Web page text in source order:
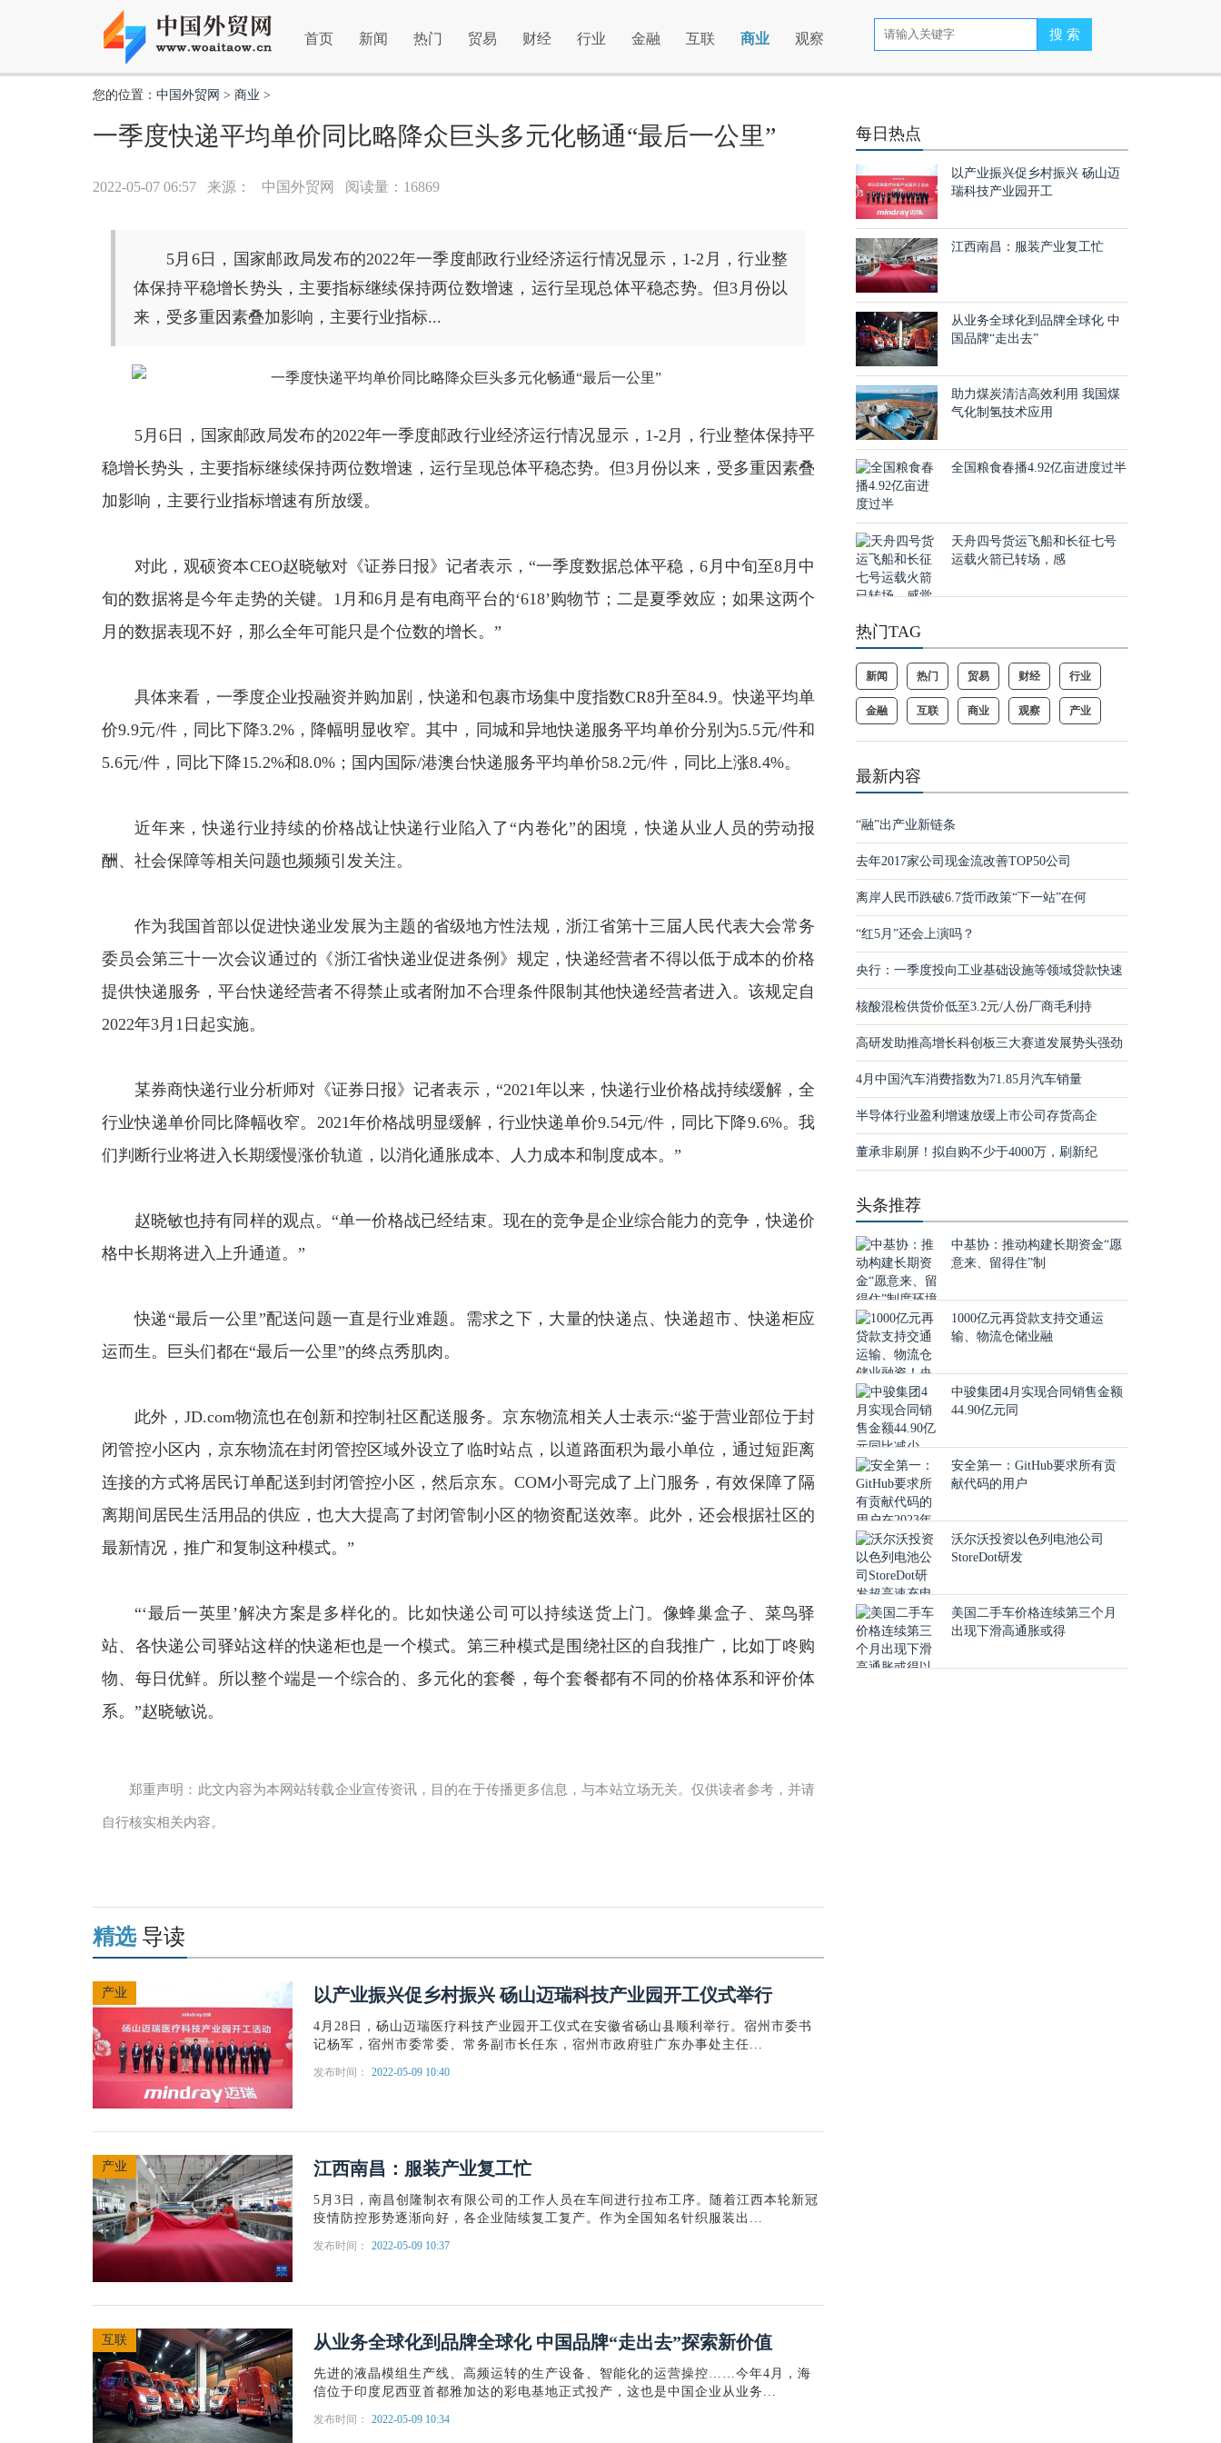
首页 新闻 热门 贸易 财经 行业 金融 互联 商业 观察
您的位置： 中国外贸网 > 商业 >
一季度快递平均单价同比略降众巨头多元化畅通“最后一公里”
2022-05-07 06:57 来源： 中国外贸网 阅读量：16869
5月6日，国家邮政局发布的2022年一季度邮政行业经济运行情况显示，1-2月，行业整
体保持平稳增长势头，主要指标继续保持两位数增速，运行呈现总体平稳态势。但3月份以
来，受多重因素叠加影响，主要行业指标...
5月6日，国家邮政局发布的2022年一季度邮政行业经济运行情况显示，1-2月，行业整体保持平
稳增长势头，主要指标继续保持两位数增速，运行呈现总体平稳态势。但3月份以来，受多重因素叠
加影响，主要行业指标增速有所放缓。
对此，观硕资本CEO赵晓敏对《证券日报》记者表示，“一季度数据总体平稳，6月中旬至8月中
旬的数据将是今年走势的关键。1月和6月是有电商平台的‘618’购物节；二是夏季效应；如果这两个
月的数据表现不好，那么全年可能只是个位数的增长。”
具体来看，一季度企业投融资并购加剧，快递和包裹市场集中度指数CR8升至84.9。快递平均单
价9.9元/件，同比下降3.2%，降幅明显收窄。其中，同城和异地快递服务平均单价分别为5.5元/件和
5.6元/件，同比下降15.2%和8.0%；国内国际/港澳台快递服务平均单价58.2元/件，同比上涨8.4%。
近年来，快递行业持续的价格战让快递行业陷入了“内卷化”的困境，快递从业人员的劳动报
酬、社会保障等相关问题也频频引发关注。
作为我国首部以促进快递业发展为主题的省级地方性法规，浙江省第十三届人民代表大会常务
委员会第三十一次会议通过的《浙江省快递业促进条例》规定，快递经营者不得以低于成本的价格
提供快递服务，平台快递经营者不得禁止或者附加不合理条件限制其他快递经营者进入。该规定自
2022年3月1日起实施。
某券商快递行业分析师对《证券日报》记者表示，“2021年以来，快递行业价格战持续缓解，全
行业快递单价同比降幅收窄。2021年价格战明显缓解，行业快递单价9.54元/件，同比下降9.6%。我
们判断行业将进入长期缓慢涨价轨道，以消化通胀成本、人力成本和制度成本。”
赵晓敏也持有同样的观点。“单一价格战已经结束。现在的竞争是企业综合能力的竞争，快递价
格中长期将进入上升通道。”
快递“最后一公里”配送问题一直是行业难题。需求之下，大量的快递点、快递超市、快递柜应
运而生。巨头们都在“最后一公里”的终点秀肌肉。
此外，JD.com物流也在创新和控制社区配送服务。京东物流相关人士表示:“鉴于营业部位于封
闭管控小区内，京东物流在封闭管控区域外设立了临时站点，以道路面积为最小单位，通过短距离
连接的方式将居民订单配送到封闭管控小区，然后京东。COM小哥完成了上门服务，有效保障了隔
离期间居民生活用品的供应，也大大提高了封闭管制小区的物资配送效率。此外，还会根据社区的
最新情况，推广和复制这种模式。”
“‘最后一英里’解决方案是多样化的。比如快递公司可以持续送货上门。像蜂巢盒子、菜鸟驿
站、各快递公司驿站这样的快递柜也是一个模式。第三种模式是围绕社区的自我推广，比如丁咚购
物、每日优鲜。所以整个端是一个综合的、多元化的套餐，每个套餐都有不同的价格体系和评价体
系。”赵晓敏说。
郑重声明：此文内容为本网站转载企业宣传资讯，目的在于传播更多信息，与本站立场无关。仅供读者参考，并请
自行核实相关内容。
精选导读
产业 以产业振兴促乡村振兴 砀山迈瑞科技产业园开工仪式举行
4月28日，砀山迈瑞医疗科技产业园开工仪式在安徽省砀山县顺利举行。宿州市委书
记杨军，宿州市委常委、常务副市长任东，宿州市政府驻广东办事处主任...
发布时间： 2022-05-09 10:40
产业 江西南昌：服装产业复工忙
5月3日，南昌创隆制衣有限公司的工作人员在车间进行拉布工序。随着江西本轮新冠
疫情防控形势逐渐向好，各企业陆续复工复产。作为全国知名针织服装出...
发布时间： 2022-05-09 10:37
互联 从业务全球化到品牌全球化 中国品牌“走出去”探索新价值
先进的液晶模组生产线、高频运转的生产设备、智能化的运营操控……今年4月，海
信位于印度尼西亚首都雅加达的彩电基地正式投产，这也是中国企业从业务...
发布时间： 2022-05-09 10:34
每日热点
以产业振兴促乡村振兴 砀山迈
瑞科技产业园开工
江西南昌：服装产业复工忙
从业务全球化到品牌全球化 中
国品牌“走出去”
助力煤炭清洁高效利用 我国煤
气化制氢技术应用
全国粮食春播4.92亿亩进度过半
天舟四号货运飞船和长征七号
运载火箭已转场，感
热门TAG
新闻 热门 贸易 财经 行业
金融 互联 商业 观察 产业
最新内容
“融”出产业新链条
去年2017家公司现金流改善TOP50公司
离岸人民币跌破6.7货币政策“下一站”在何
“红5月”还会上演吗？
央行：一季度投向工业基础设施等领域贷款快速
核酸混检供货价低至3.2元/人份厂商毛利持
高研发助推高增长科创板三大赛道发展势头强劲
4月中国汽车消费指数为71.85月汽车销量
半导体行业盈利增速放缓上市公司存货高企
董承非刷屏！拟自购不少于4000万，刷新纪
头条推荐
中基协：推动构建长期资金“愿
意来、留得住”制
1000亿元再贷款支持交通运
输、物流仓储业融
中骏集团4月实现合同销售金额
44.90亿元同
安全第一：GitHub要求所有贡
献代码的用户
沃尔沃投资以色列电池公司
StoreDot研发
美国二手车价格连续第三个月
出现下滑高通胀或得